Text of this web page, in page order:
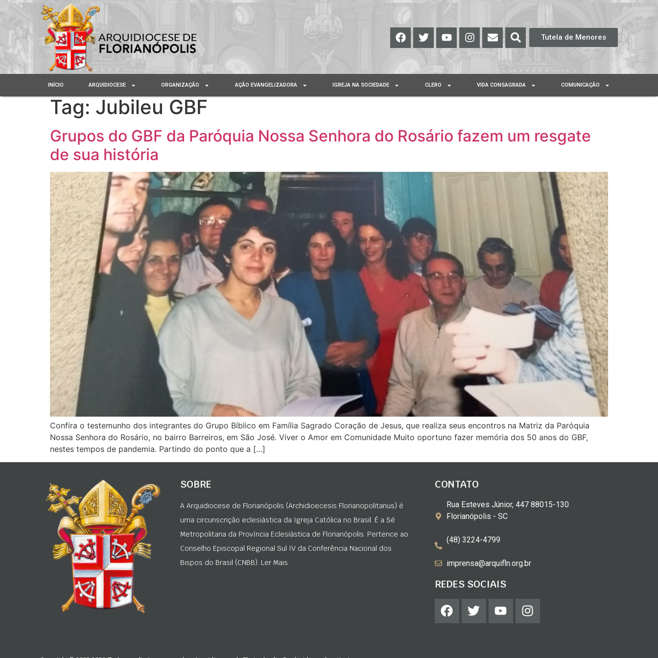
Tutela de Menores
INÍCIO ARQUIDIOCESE ORGANIZAÇÃO AÇÃO EVANGELIZADORA IGREJA NA SOCIEDADE CLERO VIDA CONSAGRADA COMUNICAÇÃO
Tag: Jubileu GBF
Grupos do GBF da Paróquia Nossa Senhora do Rosário fazem um resgate
de sua história
Confira o testemunho dos integrantes do Grupo Bíblico em Família Sagrado Coração de Jesus, que realiza seus encontros na Matriz da Paróquia
Nossa Senhora do Rosário, no bairro Barreiros, em São José. Viver o Amor em Comunidade Muito oportuno fazer memória dos 50 anos do GBF,
nestes tempos de pandemia. Partindo do ponto que a […]
SOBRE
A Arquidiocese de Florianópolis (Archidioecesis Florianopolitanus) é
uma circunscrição eclesiástica da Igreja Católica no Brasil. É a Sé
Metropolitana da Província Eclesiástica de Florianópolis. Pertence ao
Conselho Episcopal Regional Sul IV da Conferência Nacional dos
Bispos do Brasil (CNBB). Ler Mais
CONTATO
Rua Esteves Júnior, 447 88015-130
Florianópolis - SC
(48) 3224-4799
imprensa@arquifln.org.br
REDES SOCIAIS